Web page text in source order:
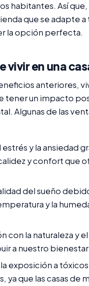
habitantes. Así que,
que se adapte a
la opción perfecta.
vivir en una
anteriores,
tener un impacto
Algunas de las
y la ansiedad
y confort que
del sueño
y la
con la naturaleza y
a nuestro
exposición a
ya que las casas de